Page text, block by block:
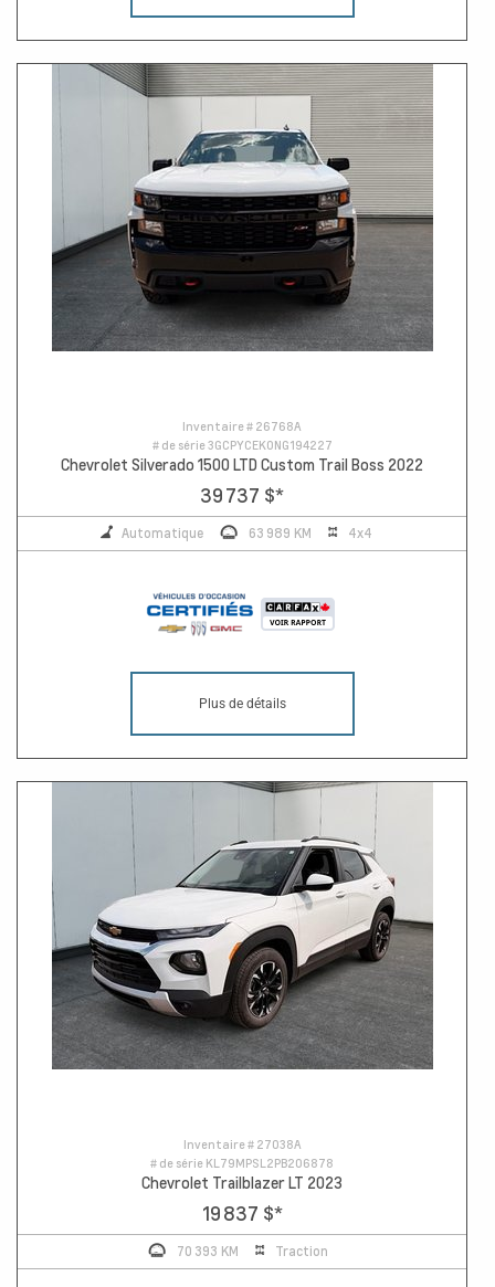
Inventaire # 26768A
# de série3GCPYCEK0NG194227
Chevrolet Silverado 1500 LTD Custom Trail Boss 2022
39 737 $*
Automatique 63 989 KM 4x4
Plus de détails
Inventaire # 27038A
# de série KL79MPSL2PB206878
Chevrolet Trailblazer LT 2023
19 837 $*
70 393 KM Traction